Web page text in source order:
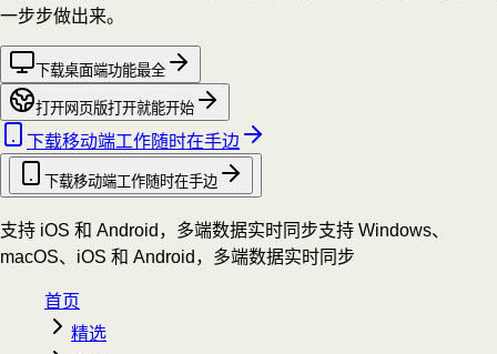
一步步做出来。
下载桌面端功能最全
打开网页版打开就能开始
下载移动端工作随时在手边
下载移动端工作随时在手边
支持 iOS 和 Android，多端数据实时同步支持 Windows、
macOS、iOS 和 Android，多端数据实时同步
首页
精选